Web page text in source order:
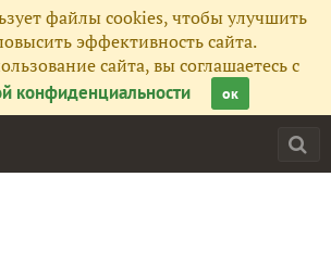
файлы cookies, чтобы улучшить
эффективность сайта.
сайта, вы соглашаетесь с
конфиденциальности
ок